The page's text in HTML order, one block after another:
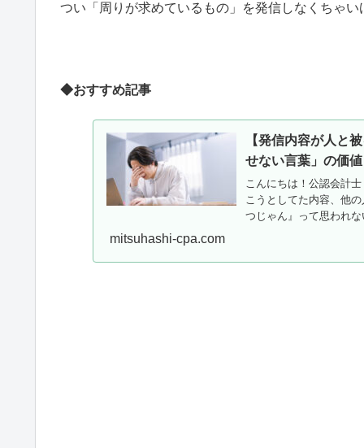
つい「周りが求めているもの」を発信しなくちゃ
◆おすすめ記事
【発信内容が人と
せない言葉」の価値
こんにちは！公認会計
こうとしてた内容、他
つじゃん』って思われ
mitsuhashi-cpa.com